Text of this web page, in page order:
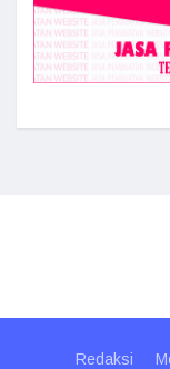
Redaksi